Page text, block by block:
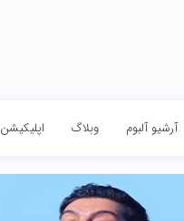
آرشیو آلبوم وبلاگ اپلیکیشن